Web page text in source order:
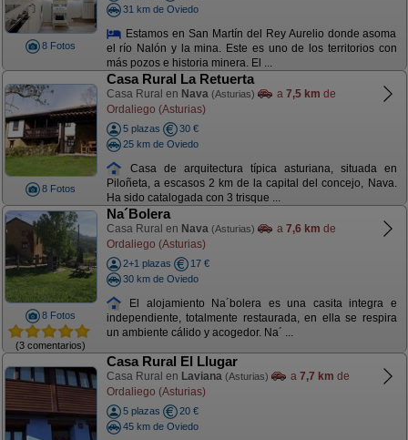
8 Fotos
31 km de Oviedo
Estamos en San Martín del Rey Aurelio donde asoma
el río Nalón y la mina. Este es uno de los territorios con
más pozos e historia minera. El ...
8 Fotos
Casa Rural La Retuerta
Casa Rural en Nava (Asturias) a 7,5 km de
Ordaliego (Asturias)
5 plazas
30 €
25 km de Oviedo
Casa de arquitectura típica asturiana, situada en
Piloñeta, a escasos 2 km de la capital del concejo, Nava.
Ha sido catalogada con 3 trisque ...
8 Fotos
(3 comentarios)
Na´Bolera
Casa Rural en Nava (Asturias) a 7,6 km de
Ordaliego (Asturias)
2+1 plazas
17 €
30 km de Oviedo
El alojamiento Na´bolera es una casita integra e
independiente, totalmente restaurada, en ella se respira
un ambiente cálido y acogedor. Na´ ...
Casa Rural El Llugar
Casa Rural en Laviana (Asturias) a 7,7 km de
Ordaliego (Asturias)
5 plazas
20 €
45 km de Oviedo